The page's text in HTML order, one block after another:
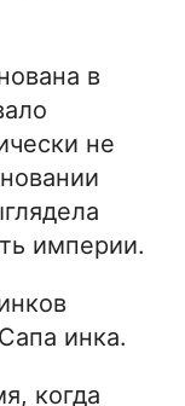
в
не
империи.
инка.
когда